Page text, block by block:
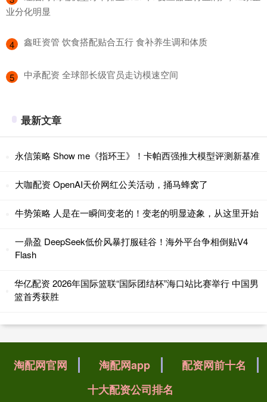
业分化明显
4 ​鑫旺资管 饮食搭配贴合五行 食补养生调和体质
5 ​中承配资 全球部长级官员走访模速空间
最新文章
永信策略 Show me《指环王》！卡帕西强推大模型评测新基准
大咖配资 OpenAI天价网红公关活动，捅马蜂窝了
牛势策略 人是在一瞬间变老的！变老的明显迹象，从这里开始
一鼎盈 DeepSeek低价风暴打服硅谷！海外平台争相倒贴V4
Flash
华亿配资 2026年国际篮联“国际团结杯”海口站比赛举行 中国男
篮首秀获胜
淘配网官网 淘配网app
配资网前十名
十大配资公司排名